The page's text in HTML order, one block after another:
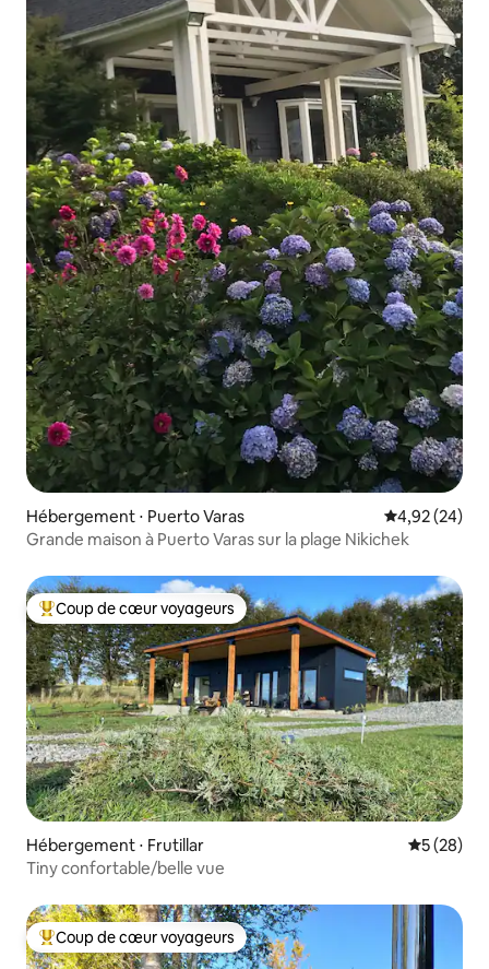
Hébergement ⋅ Puerto Varas Évaluation
4,92 (24)
Grande maison à Puerto Varas sur la plage Nikichek
Coups de cœur voyageurs les plus appréciés
Coup de cœur voyageurs
Hébergement ⋅ Frutillar
5 (28)
Tiny confortable/belle vue
Coups de cœur voyageurs les plus appréciés
Coup de cœur voyageurs